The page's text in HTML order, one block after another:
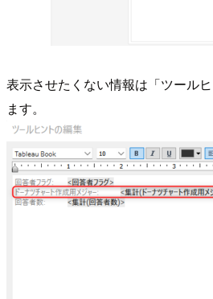
表示させたくない情報は「ツール
ます。